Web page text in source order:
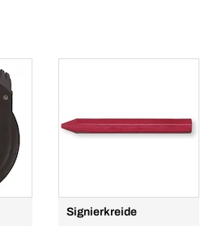
Signierkreide